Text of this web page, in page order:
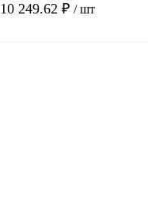
10 249.62 ₽ / шт